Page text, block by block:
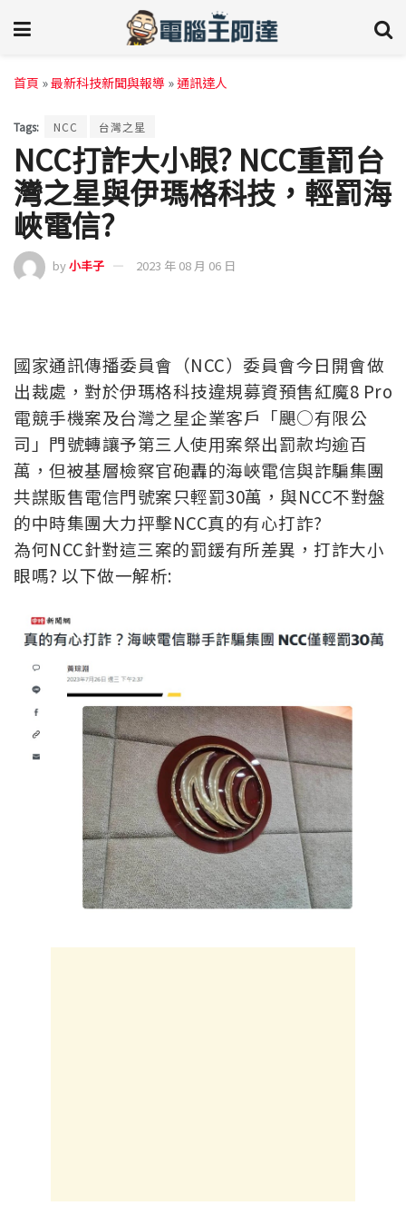
首頁 »最新科技新聞與報導 »通訊達人
Tags: NCC 台灣之星
NCC打詐大小眼? NCC重罰台
灣之星與伊瑪格科技，輕罰海
峽電信?
by小丰子 2023 年 08 月 06 日
國家通訊傳播委員會（NCC）委員會今日開會做
出裁處，對於伊瑪格科技違規募資預售紅魔8 Pro
電競手機案及台灣之星企業客戶「颶○有限公
司」門號轉讓予第三人使用案祭出罰款均逾百
萬，但被基層檢察官砲轟的海峽電信與詐騙集團
共謀販售電信門號案只輕罰30萬，與NCC不對盤
的中時集團大力抨擊NCC真的有心打詐?
為何NCC針對這三案的罰鍰有所差異，打詐大小
眼嗎? 以下做一解析: